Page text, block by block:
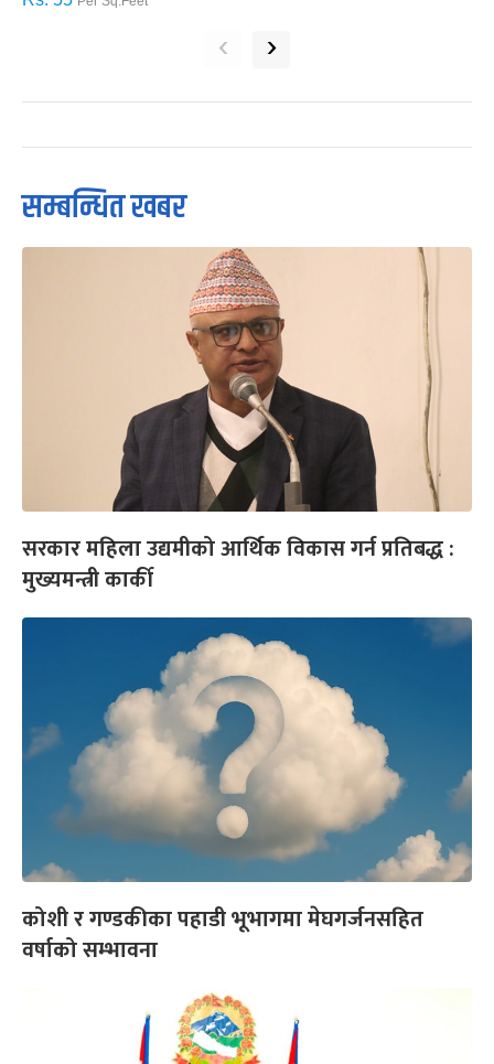
‹ ›
सम्बन्धित खबर
सरकार महिला उद्यमीको आर्थिक विकास गर्न प्रतिबद्ध :
मुख्यमन्त्री कार्की
कोशी र गण्डकीका पहाडी भूभागमा मेघगर्जनसहित
वर्षाको सम्भावना